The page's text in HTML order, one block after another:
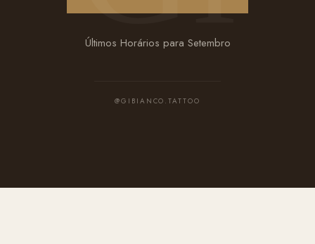
Últimos Horários para Setembro
@GIBIANCO.TATTOO